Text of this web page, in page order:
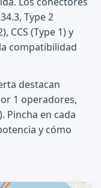
Type 2
CCS (Type 1) y
compatibilidad
destacan
1 operadores,
Pincha en cada
y cómo